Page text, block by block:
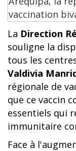
La Direction
souligne la
tous les
Valdivia
régionale de
que ce vaccin
essentiels qui
immunitaire
Face à